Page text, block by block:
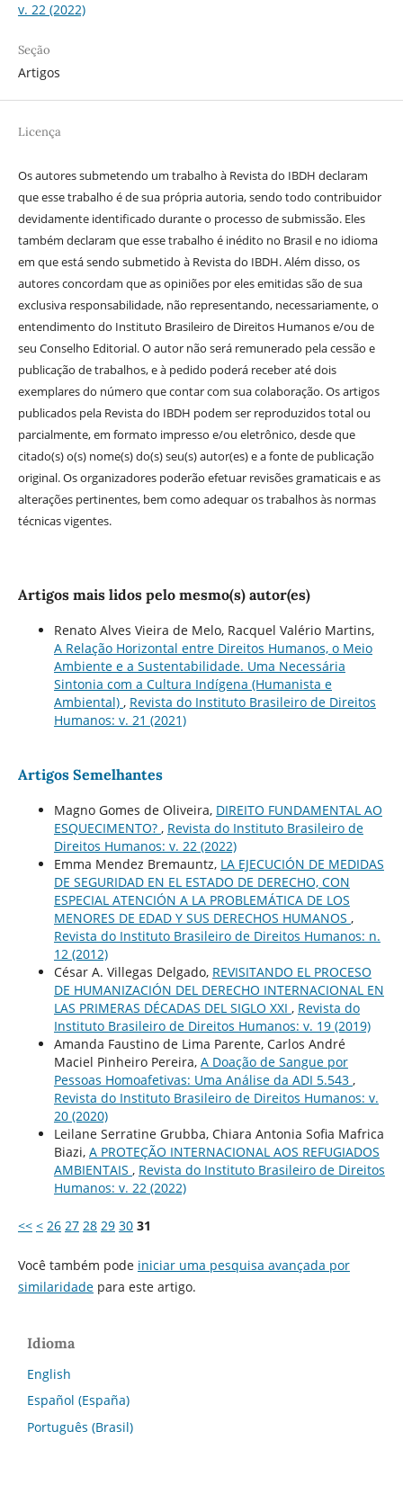
v. 22 (2022)
Seção
Artigos
Licença
Os autores submetendo um trabalho à Revista do IBDH declaram
que esse trabalho é de sua própria autoria, sendo todo contribuidor
devidamente identificado durante o processo de submissão. Eles
também declaram que esse trabalho é inédito no Brasil e no idioma
em que está sendo submetido à Revista do IBDH. Além disso, os
autores concordam que as opiniões por eles emitidas são de sua
exclusiva responsabilidade, não representando, necessariamente, o
entendimento do Instituto Brasileiro de Direitos Humanos e/ou de
seu Conselho Editorial. O autor não será remunerado pela cessão e
publicação de trabalhos, e à pedido poderá receber até dois
exemplares do número que contar com sua colaboração. Os artigos
publicados pela Revista do IBDH podem ser reproduzidos total ou
parcialmente, em formato impresso e/ou eletrônico, desde que
citado(s) o(s) nome(s) do(s) seu(s) autor(es) e a fonte de publicação
original. Os organizadores poderão efetuar revisões gramaticais e as
alterações pertinentes, bem como adequar os trabalhos às normas
técnicas vigentes.
Artigos mais lidos pelo mesmo(s) autor(es)
Renato Alves Vieira de Melo, Racquel Valério Martins,
A Relação Horizontal entre Direitos Humanos, o Meio
Ambiente e a Sustentabilidade. Uma Necessária
Sintonia com a Cultura Indígena (Humanista e
Ambiental) , Revista do Instituto Brasileiro de Direitos
Humanos: v. 21 (2021)
Artigos Semelhantes
Magno Gomes de Oliveira, DIREITO FUNDAMENTAL AO
ESQUECIMENTO? , Revista do Instituto Brasileiro de
Direitos Humanos: v. 22 (2022)
Emma Mendez Bremauntz, LA EJECUCIÓN DE MEDIDAS
DE SEGURIDAD EN EL ESTADO DE DERECHO, CON
ESPECIAL ATENCIÓN A LA PROBLEMÁTICA DE LOS
MENORES DE EDAD Y SUS DERECHOS HUMANOS ,
Revista do Instituto Brasileiro de Direitos Humanos: n.
12 (2012)
César A. Villegas Delgado, REVISITANDO EL PROCESO
DE HUMANIZACIÓN DEL DERECHO INTERNACIONAL EN
LAS PRIMERAS DÉCADAS DEL SIGLO XXI , Revista do
Instituto Brasileiro de Direitos Humanos: v. 19 (2019)
Amanda Faustino de Lima Parente, Carlos André
Maciel Pinheiro Pereira, A Doação de Sangue por
Pessoas Homoafetivas: Uma Análise da ADI 5.543 ,
Revista do Instituto Brasileiro de Direitos Humanos: v.
20 (2020)
Leilane Serratine Grubba, Chiara Antonia Sofia Mafrica
Biazi, A PROTEÇÃO INTERNACIONAL AOS REFUGIADOS
AMBIENTAIS , Revista do Instituto Brasileiro de Direitos
Humanos: v. 22 (2022)
<< < 26 27 28 29 30 31
Você também pode iniciar uma pesquisa avançada por
similaridadepara este artigo.
Idioma
English
Español (España)
Português (Brasil)